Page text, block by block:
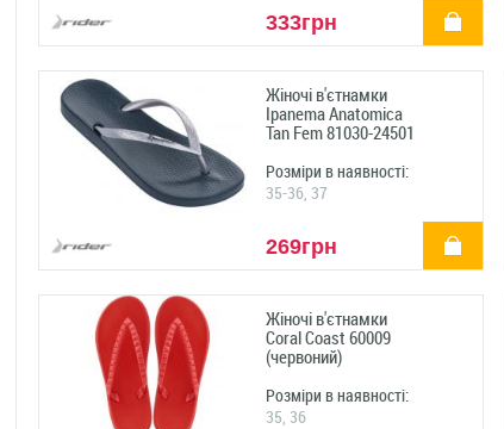
333грн
Жіночі в'єтнамки
Ipanema Anatomica
Tan Fem 81030-24501
Розміри в наявності:
35-36, 37
269грн
Жіночі в'єтнамки
Coral Coast 60009
(червоний)
Розміри в наявності:
35, 36